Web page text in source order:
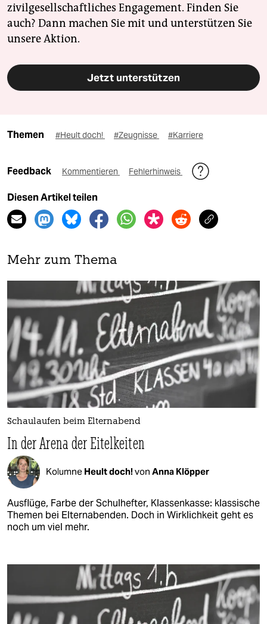
zivilgesellschaftliches Engagement. Finden Sie
auch? Dann machen Sie mit und unterstützen Sie
unsere Aktion.
Jetzt unterstützen
Themen #Heult doch! #Zeugnisse #Karriere
Feedback Kommentieren Fehlerhinweis
Diesen Artikel teilen
Mehr zum Thema
Schaulaufen beim Elternabend
In der Arena der Eitelkeiten
Kolumne Heult doch!von Anna Klöpper
Ausflüge, Farbe der Schulhefter, Klassenkasse: klassische
Themen bei Elternabenden. Doch in Wirklichkeit geht es
noch um viel mehr.